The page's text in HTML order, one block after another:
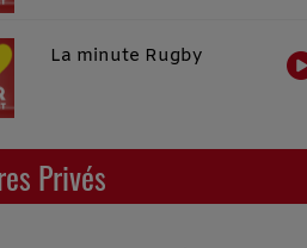
La minute Rugby
Privés